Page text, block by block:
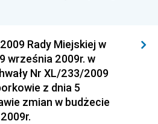
Banku Polskiego
Głównej Policji
Pracy i Polityki
Rady Miejskiej w
września 2009r. w
Nr XL/233/2009
z dnia 5
zmian w budżecie